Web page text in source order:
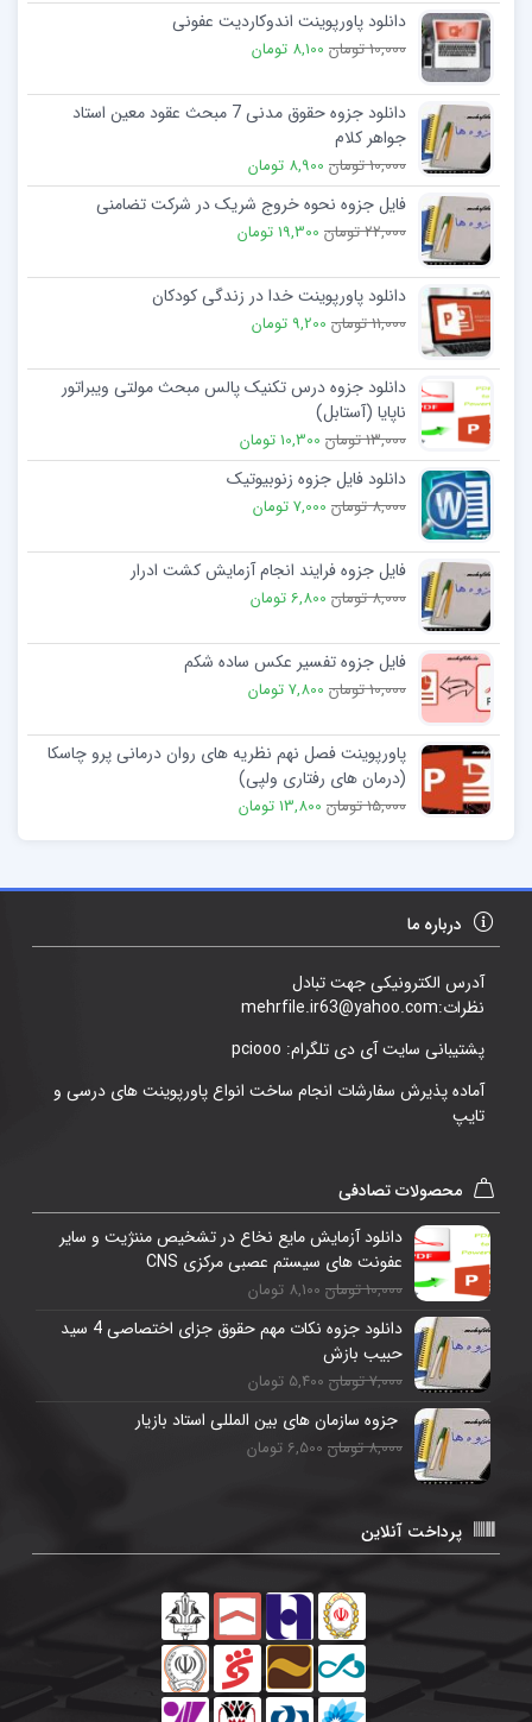
دانلود پاورپوینت اندوکاردیت عفونی
10,000 تومان 8,100 تومان
دانلود جزوه حقوق مدنی 7 مبحث عقود معین استاد
جواهر کلام
10,000 تومان 8,900 تومان
فایل جزوه نحوه خروج شریک در شرکت تضامنی
22,000 تومان 19,300 تومان
دانلود پاورپوینت خدا در زندگی کودکان
11,000 تومان 9,200 تومان
دانلود جزوه درس تکنیک پالس مبحث مولتی ویبراتور
ناپایا (آستابل)
13,000 تومان 10,300 تومان
دانلود فایل جزوه زنوبیوتیک
8,000 تومان 7,000 تومان
فایل جزوه فرایند انجام آزمایش کشت ادرار
8,000 تومان 6,800 تومان
فایل جزوه تفسیر عکس ساده شکم
10,000 تومان 7,800 تومان
پاورپوینت فصل نهم نظریه های روان درمانی پرو چاسکا
(درمان های رفتاری ولپی)
15,000 تومان 13,800 تومان
درباره ما
آدرس الکترونیکی جهت تبادل
نظرات:mehrfile.ir63@yahoo.com
پشتیبانی سایت آی دی تلگرام: pciooo
آماده پذیرش سفارشات انجام ساخت انواع پاورپوینت های درسی و
تایپ
محصولات تصادفی
دانلود آزمایش مایع نخاع در تشخیص مننژیت و سایر
عفونت های سیستم عصبی مرکزی CNS
10,000 تومان 8,100 تومان
دانلود جزوه نکات مهم حقوق جزای اختصاصی 4 سید
حبیب بازش
7,000 تومان 5,400 تومان
جزوه سازمان های بین المللی استاد بازیار
8,000 تومان 6,500 تومان
پرداخت آنلاین